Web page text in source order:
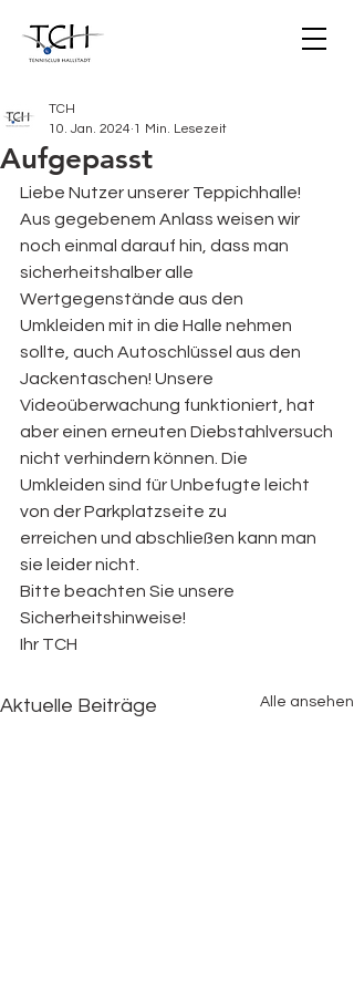
Aufgepasst
TCH
10. Jan. 2024 1 Min. Lesezeit
Liebe Nutzer unserer Teppichhalle!
Aus gegebenem Anlass weisen wir
noch einmal darauf hin, dass man
sicherheitshalber alle
Wertgegenstände aus den
Umkleiden mit in die Halle nehmen
sollte, auch Autoschlüssel aus den
Jackentaschen! Unsere
Videoüberwachung funktioniert, hat
aber einen erneuten Diebstahlversuch
nicht verhindern können. Die
Umkleiden sind für Unbefugte leicht
von der Parkplatzseite zu
erreichen und abschließen kann man
sie leider nicht.
Bitte beachten Sie unsere
Sicherheitshinweise!
Ihr TCH
Aktuelle Beiträge Alle ansehen